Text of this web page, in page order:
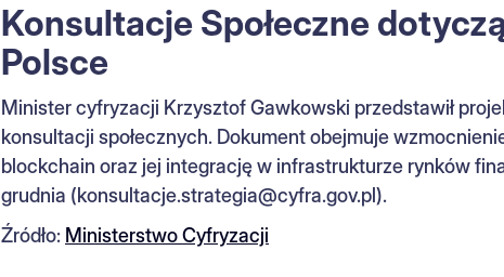
Konsultacje Społeczne
Polsce
Minister cyfryzacji Krzysztof Gawkowski przedstawił
konsultacji społecznych. Dokument obejmuje
blockchain oraz jej integrację w infrastrukturze rynków
grudnia (konsultacje.strategia@cyfra.gov.pl).
Źródło: Ministerstwo Cyfryzacji